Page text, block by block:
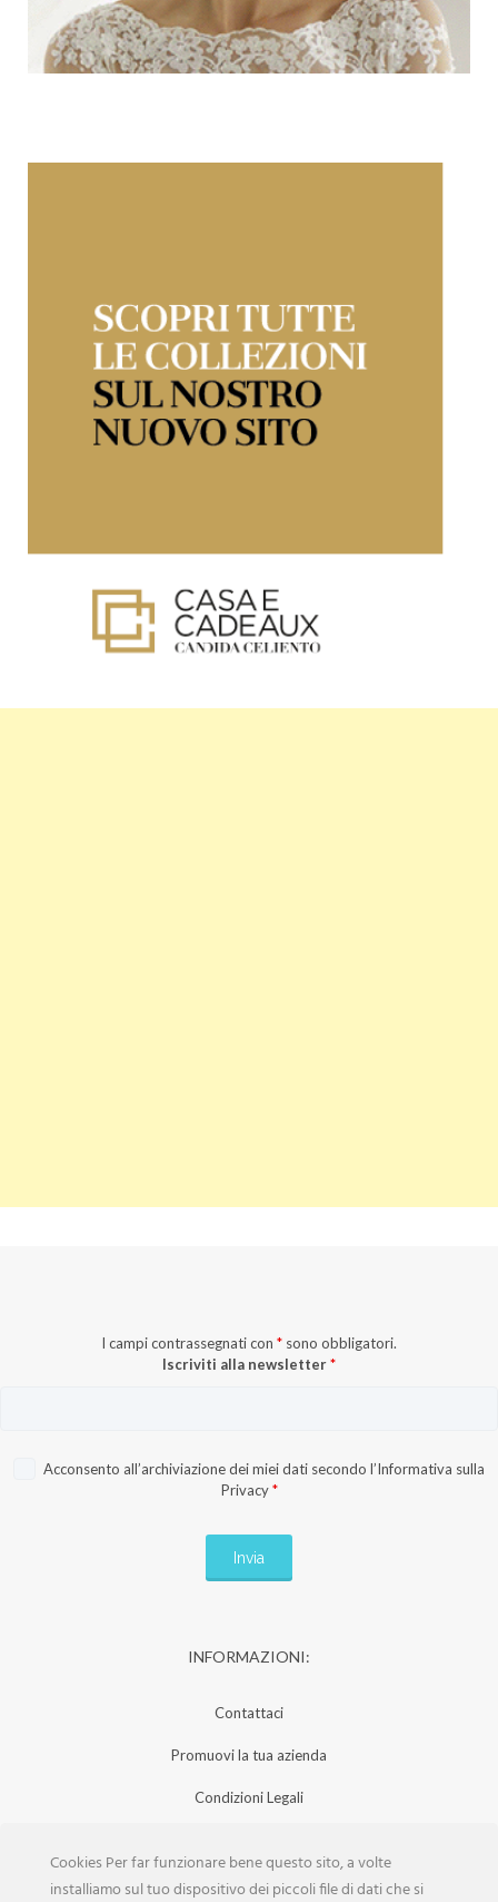
I campi contrassegnati con * sono obbligatori.
Iscriviti alla newsletter*
Acconsento all’archiviazione dei miei dati secondo l’Informativa sulla
Privacy *
INFORMAZIONI:
Contattaci
Promuovi la tua azienda
Condizioni Legali
Iscrizione Aziende
Cookies Per far funzionare bene questo sito, a volte
installiamo sul tuo dispositivo dei piccoli file di dati che si